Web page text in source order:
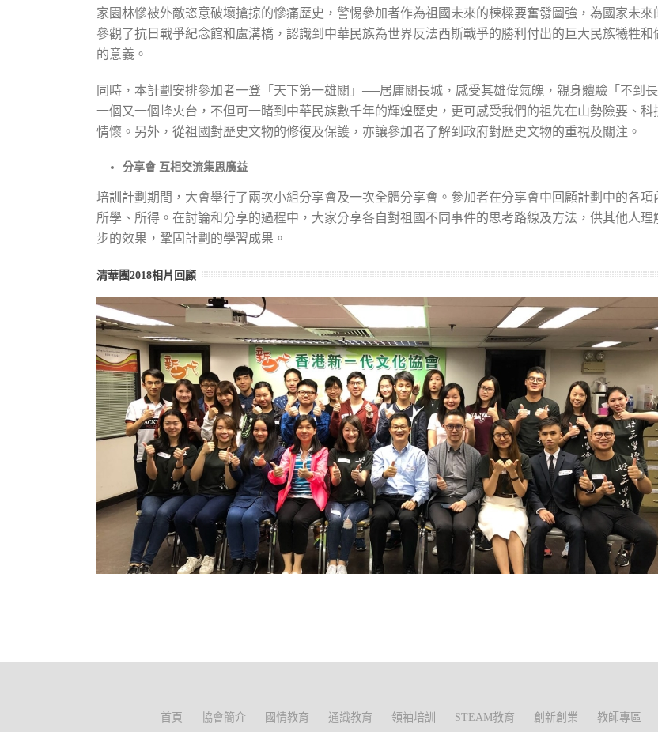
家園林慘被外敵恣意破壞搶掠的慘痛歷史，警惕參加者作為祖國未來的棟樑要奮發圖強，為國家未
參觀了抗日戰爭紀念館和盧溝橋，認識到中華民族為世界反法西斯戰爭的勝利付出的巨大民族犧牲
的意義。
同時，本計劃安排參加者一登「天下第一雄關」──居庸關長城，感受其雄偉氣魄，親身體驗「不到
一個又一個峰火台，不但可一睹到中華民族數千年的輝煌歷史，更可感受我們的祖先在山勢險要、
情懷。另外，從祖國對歷史文物的修復及保護，亦讓參加者了解到政府對歷史文物的重視及關注。
分享會 互相交流集思廣益
培訓計劃期間，大會舉行了兩次小組分享會及一次全體分享會。參加者在分享會中回顧計劃中的各
所學、所得。在討論和分享的過程中，大家分享各自對祖國不同事件的思考路線及方法，供其他人
步的效果，鞏固計劃的學習成果。
清華團2018相片回顧
首頁 協會簡介 國情教育 通識教育 領袖培訓 STEAM教育 創新創業 教師專區